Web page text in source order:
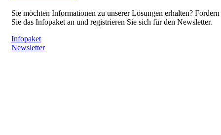
Sie möchten Informationen zu unserer Lösungen erhalten? Fordern
Sie das Infopaket an und registrieren Sie sich für den Newsletter.
Infopaket
Newsletter